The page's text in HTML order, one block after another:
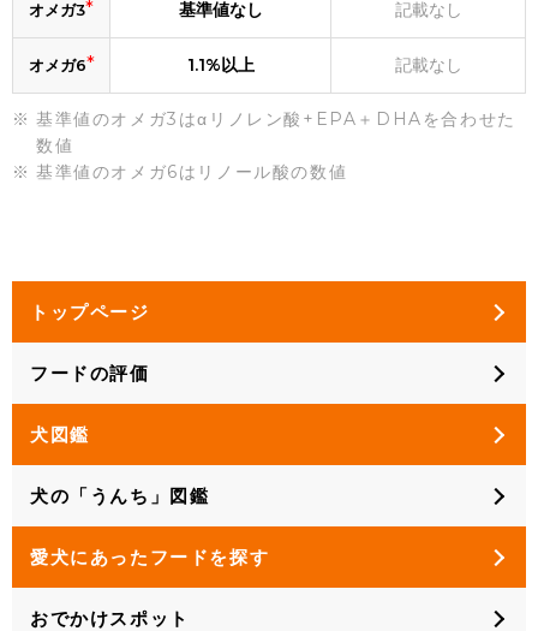
オメガ3* 基準値なし 記載なし
オメガ6* 1.1%以上 記載なし
基準値のオメガ3はαリノレン酸+EPA＋DHAを合わせた
数値
基準値のオメガ6はリノール酸の数値
トップページ
フードの評価
犬図鑑
犬の「うんち」図鑑
愛犬にあったフードを探す
おでかけスポット